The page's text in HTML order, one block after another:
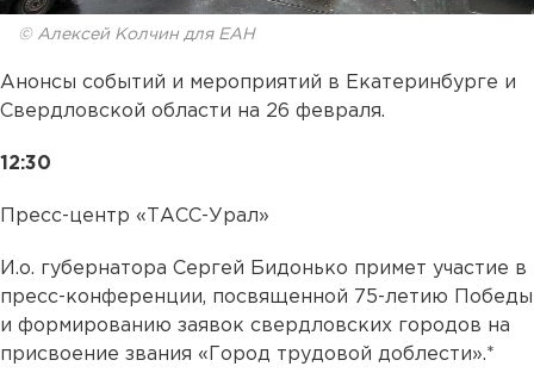
© Алексей Колчин для ЕАН
Анонсы событий и мероприятий в Екатеринбурге и
Свердловской области на 26 февраля.
12:30
Пресс-центр «ТАСС-Урал»
И.о. губернатора Сергей Бидонько примет участие в
пресс-конференции, посвященной 75-летию Победы
и формированию заявок свердловских городов на
присвоение звания «Город трудовой доблести».*